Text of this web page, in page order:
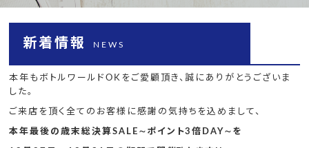
新着情報 NEWS
本年もボトルワールドOKをご愛顧頂き、誠にありがとうございま
した。
ご来店を頂く全てのお客様に感謝の気持ちを込めまして、
本年最後の歳末総決算SALE∼ポイント3倍DAY∼を